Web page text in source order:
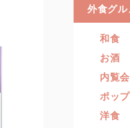
外食グル
和食
お酒
内覧
ポッ
洋食